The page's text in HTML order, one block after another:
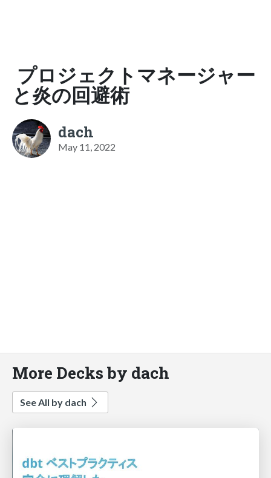
プロジェクトマネージャー
と炎の回避術
dach
May 11, 2022
More Decks by dach
See All by dach